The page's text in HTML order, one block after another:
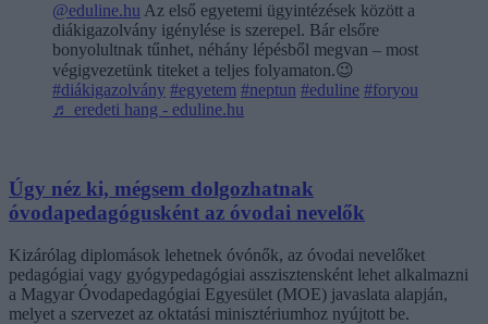
@eduline.hu Az első egyetemi ügyintézések között a
diákigazolvány igénylése is szerepel. Bár elsőre
bonyolultnak tűnhet, néhány lépésből megvan – most
végigvezetünk titeket a teljes folyamaton.😉
#diákigazolvány #egyetem #neptun #eduline #foryou
♬ eredeti hang - eduline.hu
Úgy néz ki, mégsem dolgozhatnak
óvodapedagógusként az óvodai nevelők
Kizárólag diplomások lehetnek óvónők, az óvodai nevelőket
pedagógiai vagy gyógypedagógiai asszisztensként lehet alkalmazni
a Magyar Óvodapedagógiai Egyesület (MOE) javaslata alapján,
melyet a szervezet az oktatási minisztériumhoz nyújtott be.